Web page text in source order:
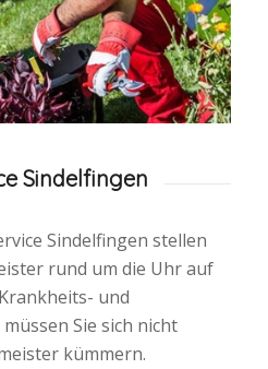
Sindelfingen
Sindelfingen stellen
rund um die Uhr auf
und
Sie sich nicht
kümmern.